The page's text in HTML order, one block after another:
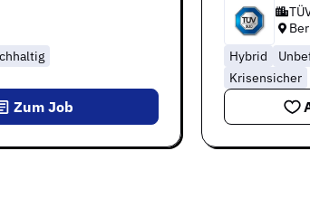
Zum Job
Hybrid
Krisensicher